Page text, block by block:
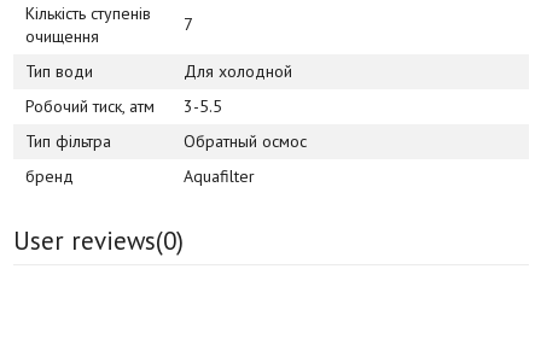
Кількість ступенів
очищення
7
Тип води
Для холодной
Робочий тиск, атм
3-5.5
Тип фільтра
Обратный осмос
бренд
Aquafilter
User reviews(0)